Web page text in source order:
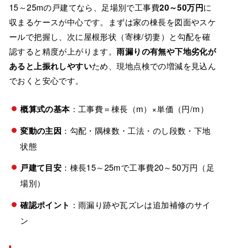
15～25mの戸建てなら、足場別で工事費20～50万円に
収まるケースが中心です。まずは家の棟長を図面やスケ
ールで把握し、次に屋根形状（寄棟/切妻）と勾配を確
認すると精度が上がります。雨漏りの有無や下地劣化が
あると上振れしやすいため、現地点検での増減を見込ん
でおくと安心です。
概算式の基本：工事費＝棟長（m）×単価（円/m）
変動の主因 ：勾配・隅棟数・工法・のし段数・下地
状態
戸建て目安 ：棟長15～25mで工事費20～50万円（足
場別）
確認ポイント ：雨漏り跡や瓦ズレは追加補修のサイ
ン